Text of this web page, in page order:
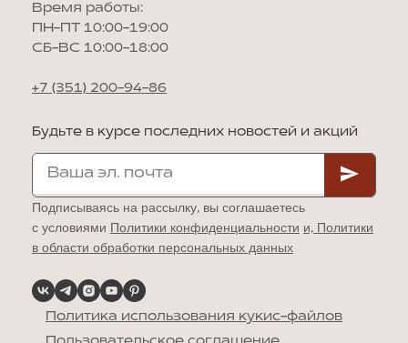
Время работы:
ПН-ПТ 10:00-19:00
СБ-ВС 10:00-18:00
+7 (351) 200-94-86
Будьте в курсе последних новостей и акций
Подписываясь на рассылку, вы соглашаетесь
с условиями Политики конфиденциальности и, Политики
в области обработки персональных данных
Политика использования кукис-файлов